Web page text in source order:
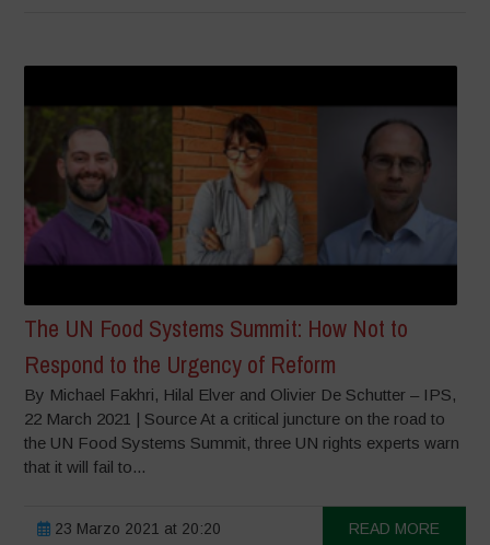
The UN Food Systems Summit: How Not to
Respond to the Urgency of Reform
By Michael Fakhri, Hilal Elver and Olivier De Schutter – IPS,
22 March 2021 | Source At a critical juncture on the road to
the UN Food Systems Summit, three UN rights experts warn
that it will fail to...
23 Marzo 2021 at 20:20 READ MORE